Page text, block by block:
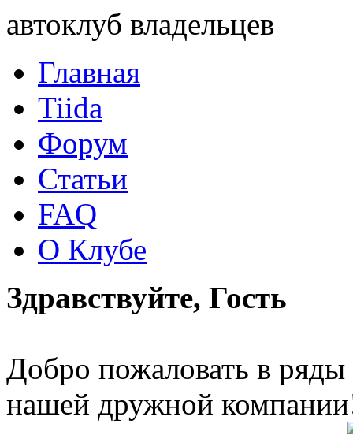
автоклуб владельцев
Главная
Tiida
Форум
Статьи
FAQ
О Клубе
Здравствуйте, Гость
Добро пожаловать в ряды
нашей дружной